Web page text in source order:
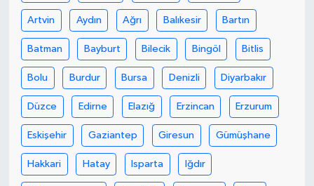
Artvin Aydın Ağrı Balıkesir Bartın
Batman Bayburt Bilecik Bingöl Bitlis
Bolu Burdur Bursa Denizli Diyarbakır
Düzce Edirne Elazığ Erzincan Erzurum
Eskişehir Gaziantep Giresun Gümüşhane
Hakkari Hatay Isparta Iğdır
Teknoloji
Yaşam
KAHRAMANMARAŞ